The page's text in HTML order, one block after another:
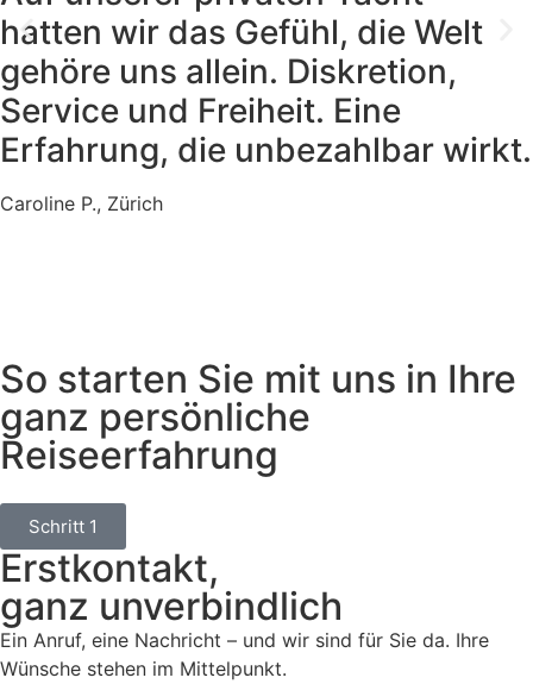
hatten wir das Gefühl, die Welt
gehöre uns allein. Diskretion,
Service und Freiheit. Eine
Erfahrung, die unbezahlbar wirkt.
Caroline P., Zürich
So starten Sie mit uns in Ihre
ganz persönliche
Reiseerfahrung
Schritt 1
Erstkontakt,
ganz unverbindlich
Ein Anruf, eine Nachricht – und wir sind für Sie da. Ihre
Wünsche stehen im Mittelpunkt.